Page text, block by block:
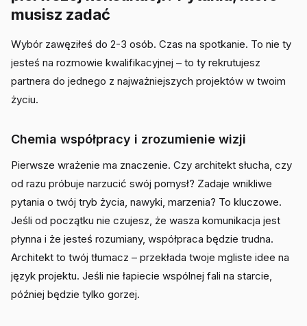
musisz zadać
Wybór zawęziłeś do 2-3 osób. Czas na spotkanie. To nie ty
jesteś na rozmowie kwalifikacyjnej – to ty rekrutujesz
partnera do jednego z najważniejszych projektów w twoim
życiu.
Chemia współpracy i zrozumienie wizji
Pierwsze wrażenie ma znaczenie. Czy architekt słucha, czy
od razu próbuje narzucić swój pomysł? Zadaje wnikliwe
pytania o twój tryb życia, nawyki, marzenia? To kluczowe.
Jeśli od początku nie czujesz, że wasza komunikacja jest
płynna i że jesteś rozumiany, współpraca będzie trudna.
Architekt to twój tłumacz – przekłada twoje mgliste idee na
język projektu. Jeśli nie łapiecie wspólnej fali na starcie,
później będzie tylko gorzej.